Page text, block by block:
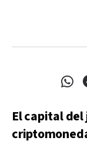
El capital